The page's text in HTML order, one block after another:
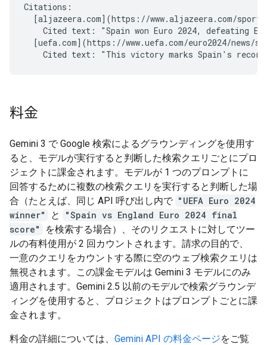
Citations:
[aljazeera.com](https://www.aljazeera.com/
Cited text: "Spain won Euro 2024, defeating
[uefa.com](https://www.uefa.com/euro2024/news/
料金
Gemini 3 で Google 検索によるグラウンディングを使用す
ると、モデルが実行すると判断した検索クエリごとにプロ
ジェクトに課金されます。モデルが 1 つのプロンプトに
回答するために複数の検索クエリを実行すると判断した場
合（たとえば、同じ API 呼び出し内で "UEFA Euro 2024
winner"
と
"Spain vs England Euro 2024 final
score"
を検索する場合）、そのリクエストに対してツー
ルの有料使用が 2 回カウントされます。請求の目的で、
一意のクエリをカウントする際に空のウェブ検索クエリは
無視されます。この課金モデルは Gemini 3 モデルにのみ
適用されます。Gemini 2.5 以前のモデルで検索グラウンデ
ィングを使用すると、プロジェクトはプロンプトごとに課
金されます。
料金の詳細については、 Gemini API の料金ページをご覧